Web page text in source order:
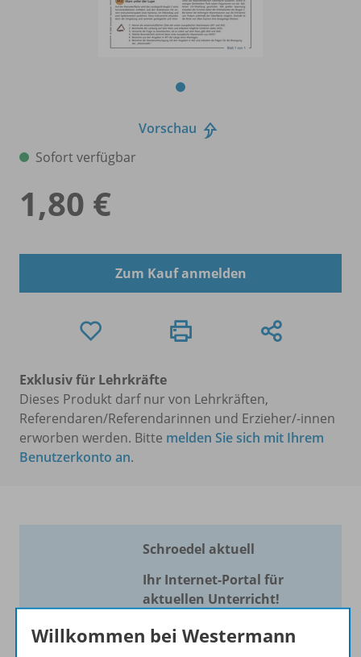
Vorschau
Sofort verfügbar
1,80 €
Zum Kauf anmelden
Exklusiv für Lehrkräfte
Dieses Produkt darf nur von Lehrkräften,
Referendaren/Referendarinnen und Erzieher/-innen
erworben werden. Bitte melden Sie sich mit Ihrem
Benutzerkonto an.
Schroedel aktuell
Ihr Internet-Portal für
aktuellen Unterricht!
Mit Schroedel aktuell bieten
Willkommen bei Westermann